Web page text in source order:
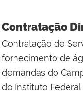
Mineiro
Contratação
Contratação de
fornecimento de
demandas do
do Instituto